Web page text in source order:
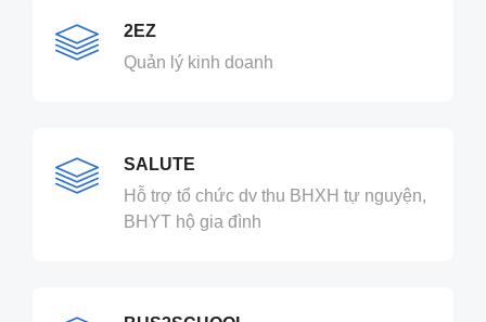
2EZ
Quản lý kinh doanh
SALUTE
Hỗ trợ tổ chức dv thu BHXH tự nguyện,
BHYT hộ gia đình